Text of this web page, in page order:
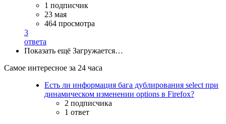
1 подписчик
23 мая
464 просмотра
3
ответа
Показать ещё Загружается…
Самое интересное за 24 часа
Есть ли информация бага дублирования select при
динамическом изменении options в Firefox?
2 подписчика
1 ответ